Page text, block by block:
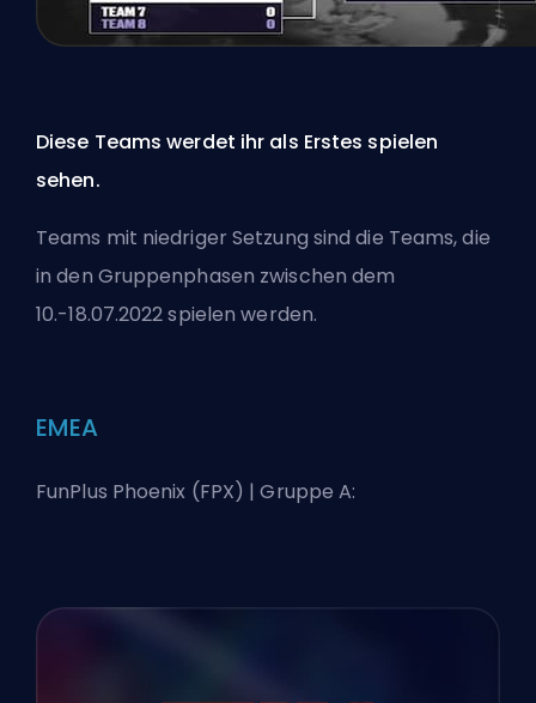
Diese Teams werdet ihr als Erstes spielen
sehen.
Teams mit niedriger Setzung sind die Teams, die
in den Gruppenphasen zwischen dem
10.-18.07.2022 spielen werden.
EMEA
FunPlus Phoenix (FPX) | Gruppe A: